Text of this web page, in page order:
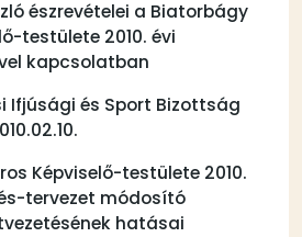
észrevételei a Biatorbágy
testülete 2010. évi
kapcsolatban
Ifjúsági és Sport Bizottság
Képviselő-testülete 2010.
tervezet módosító
hatásai